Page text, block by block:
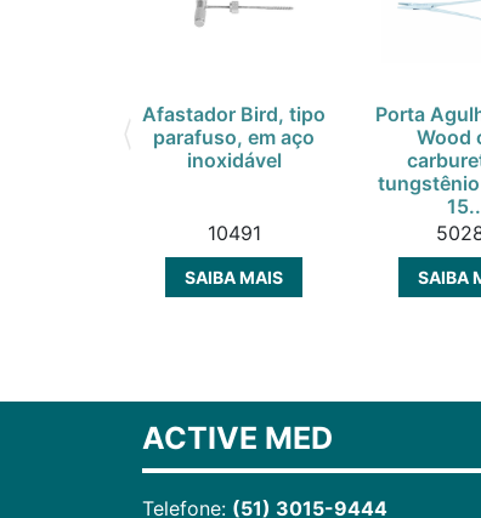
Afastador Bird, tipo
parafuso, em aço
inoxidável
10491
SAIBA MAIS
Porta
Wood
SAIBA
ACTIVE MED
Telefone: (51) 3015-9444